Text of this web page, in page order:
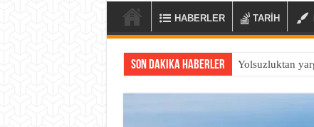
HABERLER TARİH
Son Dakika Haberler